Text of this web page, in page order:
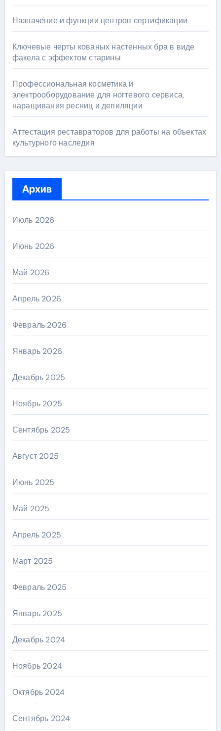
Назначение и функции центров сертификации
Ключевые черты кованых настенных бра в виде
факела с эффектом старины
Профессиональная косметика и
электрооборудование для ногтевого сервиса,
наращивания ресниц и депиляции
Аттестация реставраторов для работы на объектах
культурного наследия
Архив
Июль 2026
Июнь 2026
Май 2026
Апрель 2026
Февраль 2026
Январь 2026
Декабрь 2025
Ноябрь 2025
Сентябрь 2025
Август 2025
Июнь 2025
Май 2025
Апрель 2025
Март 2025
Февраль 2025
Январь 2025
Декабрь 2024
Ноябрь 2024
Октябрь 2024
Сентябрь 2024